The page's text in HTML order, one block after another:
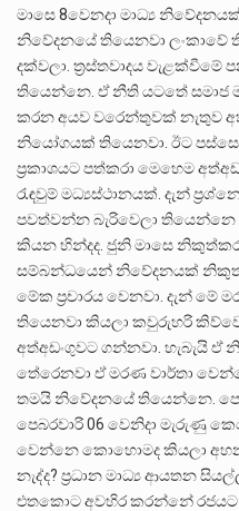
මාසෙ 8වෙනදා මාධ්‍ය
නිවේදනයේ තියෙනවා ලංකාවේ
දක්වලා. ත්‍රස්තවාදය වැළක්වීමේ
තියෙන්නෙ. ඒ නීති යටතේ සමාජ
කරන අයව වරෙන්තුවක් නැතුව
නියෝගයක් තියෙනවා. ඊට පස්සෙ
ප්‍රකාශයට පත්කරා මෙහෙම
රැඳවුම් මධ්‍යස්ථානයක්. දැන්
පවත්වන්න බැරිවෙලා තියෙන්නෙ
කියන හින්දද. ජුනි මාසෙ
සම්බන්ධයෙන් නිවේදනයක් නිකුත්
මේක ප්‍රචාරය වෙනවා. දැන්
තියෙනවා කියලා කවුරුහරි
අත්අඩංගුවට ගන්නවා. හැබැයි
තේරෙනවා ඒ මරණ වාර්තා
තමයි නිවේදනයේ තියෙන්නෙ.
පෙබරවාරි 06 වෙනිදා මැරුණු
වෙන්නෙ කොහොමද කියලා
නැද්ද? ප්‍රධාන මාධ්‍ය ආයතන
එතකොට අවහිර කරන්නේ රජයට